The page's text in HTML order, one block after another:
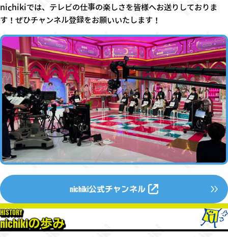
nichikiでは、テレビの仕事の楽しさを皆様へお送りしておりま
す！ぜひチャンネル登録をお願いいたします！
nichiki公式チャンネル
HISTORY
nichikiの歩み